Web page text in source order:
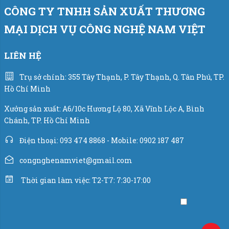
Tự chẩn đoán và hiển thị các lỗi của máy và cách khắc
phục ngay trên màn hình HMI, giúp cho việc vận hành
CÔNG TY TNHH SẢN XUẤT THƯƠNG
MẠI DỊCH VỤ CÔNG NGHỆ NAM VIỆT
LIÊN HỆ
Trụ sở chính: 355 Tây Thạnh, P. Tây Thạnh, Q. Tân Phú, TP.
Hồ Chí Minh
Xưởng sản xuất: A6/10c Hương Lộ 80, Xã Vĩnh Lộc A, Bình
Chánh, TP. Hồ Chí Minh
Điện thoại: 093 474 8868 - Mobile: 0902 187 487
congnghenamviet@gmail.com
Thời gian làm việc: T2-T7: 7:30-17:00